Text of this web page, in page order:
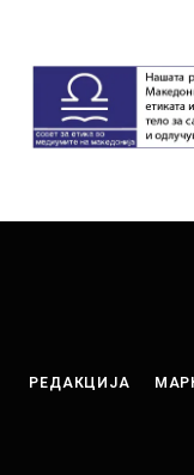
РЕДАКЦИЈА